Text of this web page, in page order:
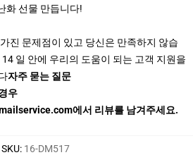
화 선물 만듭니다!
진 문제점이 있고 당신은 만족하지 않습
일 안에 우리의 도움이 되는 고객 지원을
자주 묻는 질문
우
에서 리뷰를 남겨주세요.
SKU: 16-DM517